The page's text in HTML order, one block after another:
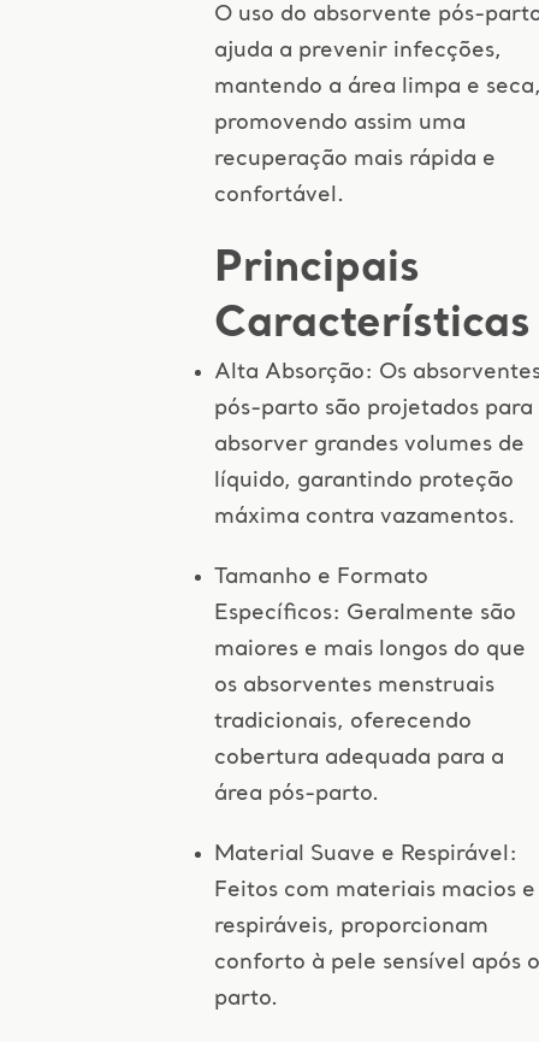
O uso do absorvente pós-
ajuda a prevenir infecções,
mantendo a área limpa e
promovendo assim uma
recuperação mais rápida e
confortável.
Principais
Características
Alta Absorção: Os
pós-parto são projetados para
absorver grandes volumes de
líquido, garantindo proteção
máxima contra vazamentos.
Tamanho e Formato
Específicos: Geralmente são
maiores e mais longos do que
os absorventes menstruais
tradicionais, oferecendo
cobertura adequada para a
área pós-parto.
Material Suave e Respirável:
Feitos com materiais macios e
respiráveis, proporcionam
conforto à pele sensível após o
parto.